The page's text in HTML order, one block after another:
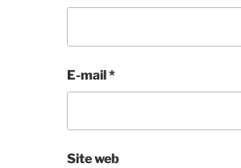
E-mail*
Site web